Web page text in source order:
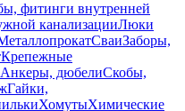
фитинги внутренней
канализацииЛюки
СваиЗаборы,
Крепежные
Анкеры, дюбелиСкобы,
Гайки,
ХомутыХимические